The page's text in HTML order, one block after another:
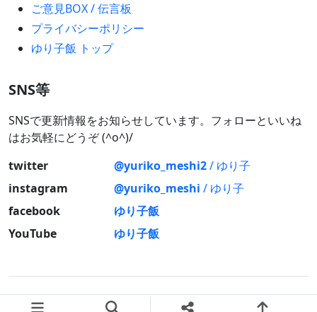
ご意見BOX / 伝言板
プライバシーポリシー
ゆり子飯 トップ
SNS等
SNSで更新情報をお知らせしています。フォローといいね
はお気軽にどうぞ (^o^)/
twitter
@yuriko_meshi2/ ゆり子
instagram
@yuriko_meshi / ゆり子
facebook
ゆり子飯
YouTube
ゆり子飯
© 2026 ゆり子飯 All rights reserved.